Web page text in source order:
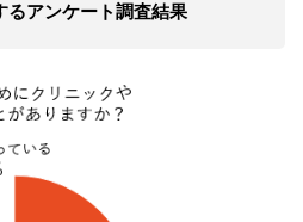
るアンケート調査結果